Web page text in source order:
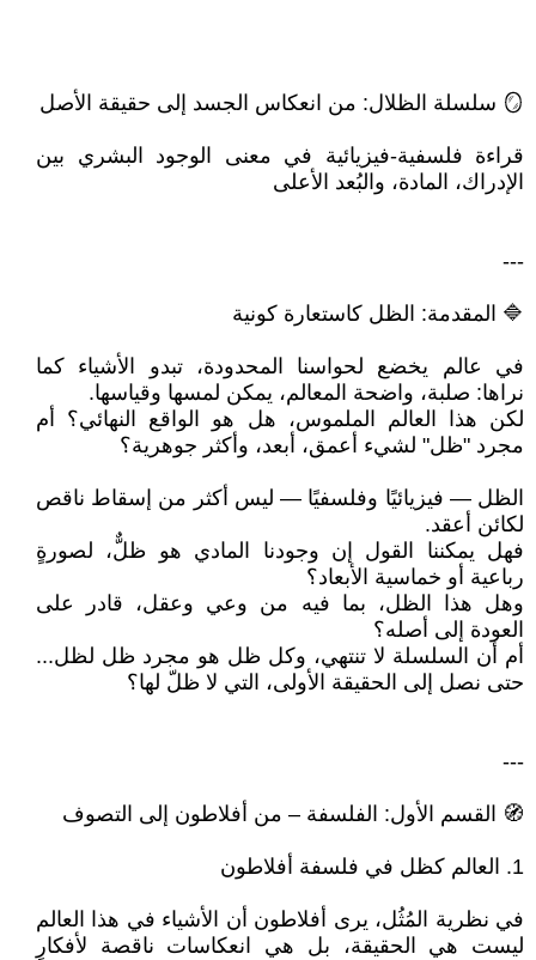
🪞 سلسلة الظلال: من انعكاس الجسد إلى حقيقة الأصل
قراءة فلسفية-فيزيائية في معنى الوجود البشري بين
الإدراك، المادة، والبُعد الأعلى
---
🔷 المقدمة: الظل كاستعارة كونية
في عالم يخضع لحواسنا المحدودة، تبدو الأشياء كما
نراها: صلبة، واضحة المعالم، يمكن لمسها وقياسها.
لكن هذا العالم الملموس، هل هو الواقع النهائي؟ أم
مجرد "ظل" لشيء أعمق، أبعد، وأكثر جوهرية؟
الظل — فيزيائيًا وفلسفيًا — ليس أكثر من إسقاط ناقص
لكائن أعقد.
فهل يمكننا القول إن وجودنا المادي هو ظلٌّ، لصورةٍ
رباعية أو خماسية الأبعاد؟
وهل هذا الظل، بما فيه من وعي وعقل، قادر على
العودة إلى أصله؟
أم أن السلسلة لا تنتهي، وكل ظل هو مجرد ظل لظل...
حتى نصل إلى الحقيقة الأولى، التي لا ظلّ لها؟
---
🧭 القسم الأول: الفلسفة – من أفلاطون إلى التصوف
1. العالم كظل في فلسفة أفلاطون
في نظرية المُثُل، يرى أفلاطون أن الأشياء في هذا العالم
ليست هي الحقيقة، بل هي انعكاسات ناقصة لأفكارٍ